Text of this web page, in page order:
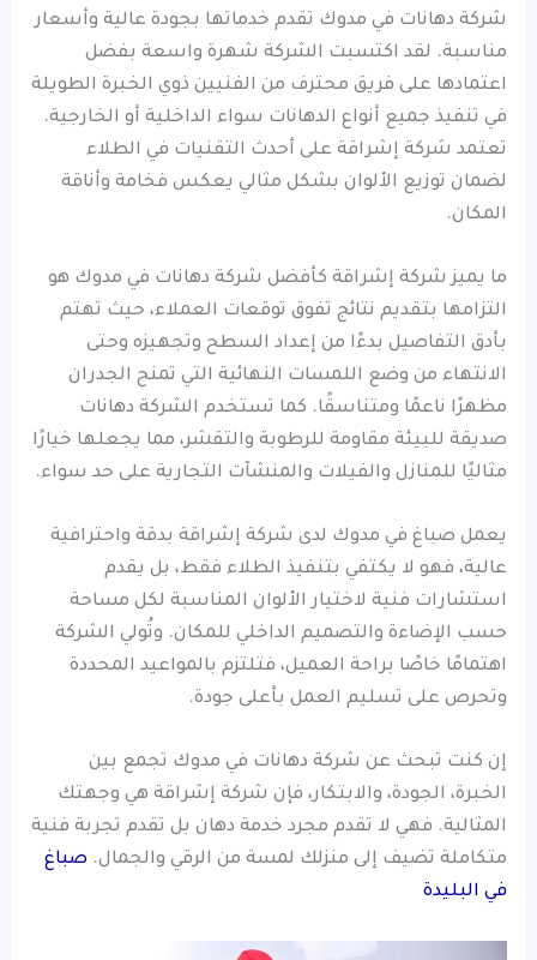
شركة دهانات في مدوك تقدم خدماتها بجودة عالية وأسعار
مناسبة. لقد اكتسبت الشركة شهرة واسعة بفضل
اعتمادها على فريق محترف من الفنيين ذوي الخبرة الطويلة
في تنفيذ جميع أنواع الدهانات سواء الداخلية أو الخارجية.
تعتمد شركة إشراقة على أحدث التقنيات في الطلاء
لضمان توزيع الألوان بشكل مثالي يعكس فخامة وأناقة
المكان.
ما يميز شركة إشراقة كأفضل شركة دهانات في مدوك هو
التزامها بتقديم نتائج تفوق توقعات العملاء، حيث تهتم
بأدق التفاصيل بدءًا من إعداد السطح وتجهيزه وحتى
الانتهاء من وضع اللمسات النهائية التي تمنح الجدران
مظهرًا ناعمًا ومتناسقًا. كما تستخدم الشركة دهانات
صديقة للبيئة مقاومة للرطوبة والتقشر، مما يجعلها خيارًا
مثاليًا للمنازل والفيلات والمنشآت التجارية على حد سواء.
يعمل صباغ في مدوك لدى شركة إشراقة بدقة واحترافية
عالية، فهو لا يكتفي بتنفيذ الطلاء فقط، بل يقدم
استشارات فنية لاختيار الألوان المناسبة لكل مساحة
حسب الإضاءة والتصميم الداخلي للمكان. وتُولي الشركة
اهتمامًا خاصًا براحة العميل، فتلتزم بالمواعيد المحددة
وتحرص على تسليم العمل بأعلى جودة.
إن كنت تبحث عن شركة دهانات في مدوك تجمع بين
الخبرة، الجودة، والابتكار، فإن شركة إشراقة هي وجهتك
المثالية. فهي لا تقدم مجرد خدمة دهان بل تقدم تجربة فنية
متكاملة تضيف إلى منزلك لمسة من الرقي والجمال. صباغ
في البليدة